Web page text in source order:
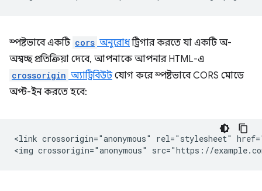
স্পষ্টভাবে একটি cors অনুরোধট্রিগার করতে যা একটি অ-
অস্বচ্ছ প্রতিক্রিয়া দেবে, আপনাকে আপনার HTML-এ
crossorigin অ্যাট্রিবিউটযোগ করে স্পষ্টভাবে CORS মোডে
অপ্ট-ইন করতে হবে:
<link crossorigin="anonymous" rel="stylesheet"